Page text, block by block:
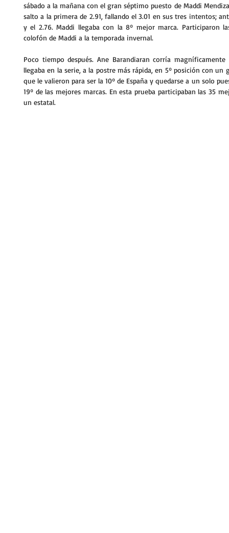
sábado a la mañana con el gran séptimo puesto de Maddi
salto a la primera de 2.91, fallando el 3.01 en sus tres intentos;
y el 2.76. Maddi llegaba con la 8º mejor marca. Participaron
colofón de Maddi a la temporada invernal.
Poco tiempo después. Ane Barandiaran corría
llegaba en la serie, a la postre más rápida, en 5º posición con un
que le valieron para ser la 10º de España y quedarse a un solo
19º de las mejores marcas. En esta prueba participaban las 35
un estatal.